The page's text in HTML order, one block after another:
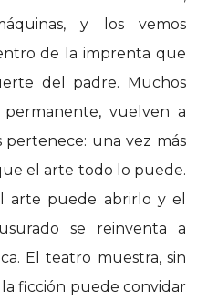
y los vemos
de la imprenta que
del padre. Muchos
vuelven a
pertenece: una vez más
el arte todo lo puede.
arte puede abrirlo y el
se reinventa a
El teatro muestra, sin
ficción puede convidar